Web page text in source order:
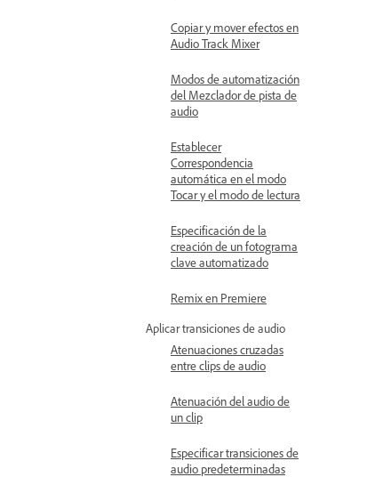
Copiar y mover efectos en
Audio Track Mixer
Modos de automatización
del Mezclador de pista de
audio
Establecer
Correspondencia
automática en el modo
Tocar y el modo de lectura
Especificación de la
creación de un fotograma
clave automatizado
Remix en Premiere
Aplicar transiciones de audio
Atenuaciones cruzadas
entre clips de audio
Atenuación del audio de
un clip
Especificar transiciones de
audio predeterminadas